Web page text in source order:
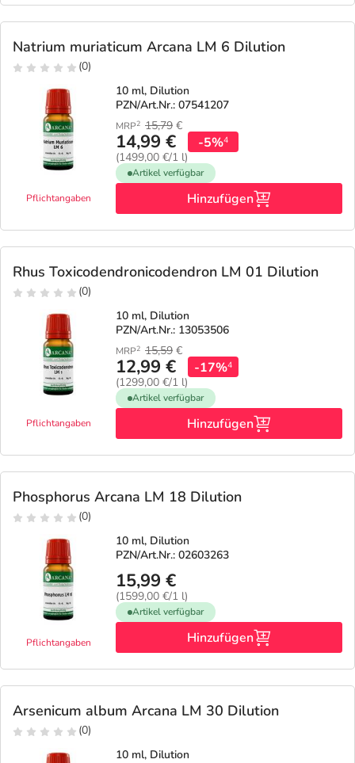
Natrium muriaticum Arcana LM 6 Dilution
(0)
Pflichtangaben
10 ml, Dilution
PZN/Art.Nr.: 07541207
MRP2 15,79 €
14,99 €
(1499,00 €/1 l)
-5%4
Artikel verfügbar
Hinzufügen
Rhus Toxicodendronicodendron LM 01 Dilution
(0)
Pflichtangaben
10 ml, Dilution
PZN/Art.Nr.: 13053506
MRP2 15,59 €
12,99 €
(1299,00 €/1 l)
-17%4
Artikel verfügbar
Hinzufügen
Phosphorus Arcana LM 18 Dilution
(0)
Pflichtangaben
10 ml, Dilution
PZN/Art.Nr.: 02603263
15,99 €
(1599,00 €/1 l)
Artikel verfügbar
Hinzufügen
Arsenicum album Arcana LM 30 Dilution
(0)
10 ml, Dilution